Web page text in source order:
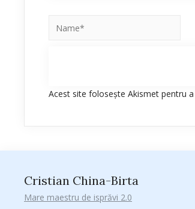
Acest site folosește Akismet pentru
Cristian China-Birta
Mare maestru de isprăvi 2.0